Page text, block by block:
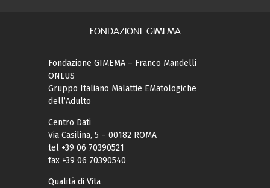
FONDAZIONE GIMEMA
Fondazione GIMEMA – Franco Mandelli
ONLUS
Gruppo Italiano Malattie EMatologiche
dell’Adulto
Centro Dati
Via Casilina, 5 – 00182 ROMA
tel +39 06 70390521
fax +39 06 70390540
Qualità di Vita